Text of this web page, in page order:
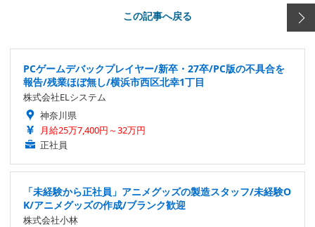
この記事へ戻る
PCゲームデバックプレイヤー/新卒・27卒/PC版の不具合を
報告/残業ほぼ無し/横浜市西区北幸1丁目
株式会社ELシステム
神奈川県
月給25万7,400円～32万円
正社員
「未経験から正社員」アニメグッズの製造スタッフ/未経験O
K/アニメグッズの作成/ブランク歓迎
株式会社小林